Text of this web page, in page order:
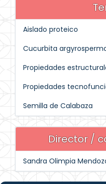
Aislado proteico
Cucurbita
Propiedades
Propiedades
Semilla de Calabaza
Director /
Sandra Olimpia